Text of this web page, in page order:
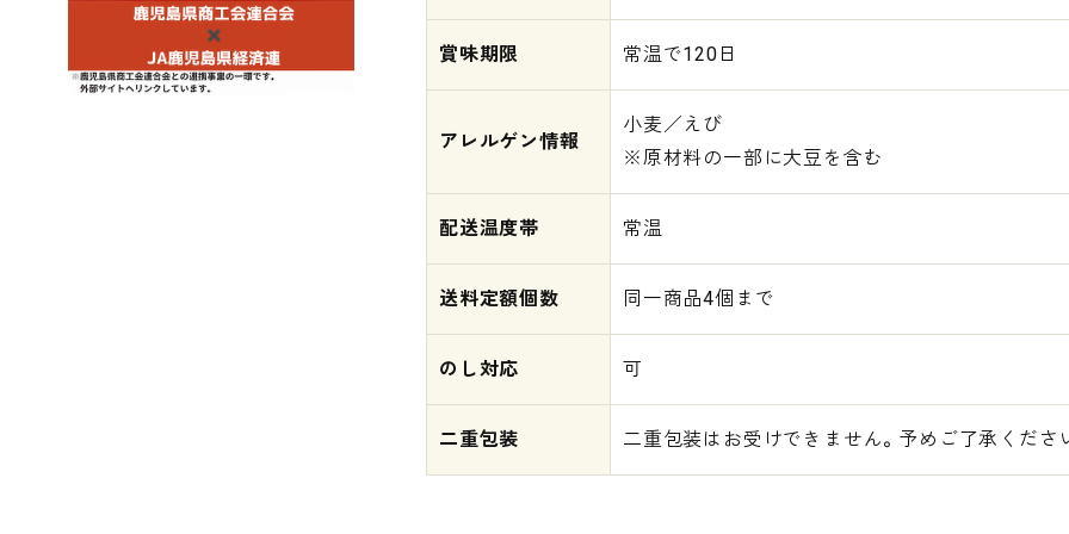
賞味期限 常温で120日
アレルゲン情報
小麦／えび
※原材料の一部に大豆を含む
配送温度帯 常温
送料定額個数 同一商品4個まで
のし対応 可
二重包装 二重包装はお受けできません。予めご了承くださ